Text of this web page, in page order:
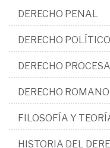
DERECHO PENAL
DERECHO
DERECHO
DERECHO ROMANO
FILOSOFÍA Y
HISTORIA DEL